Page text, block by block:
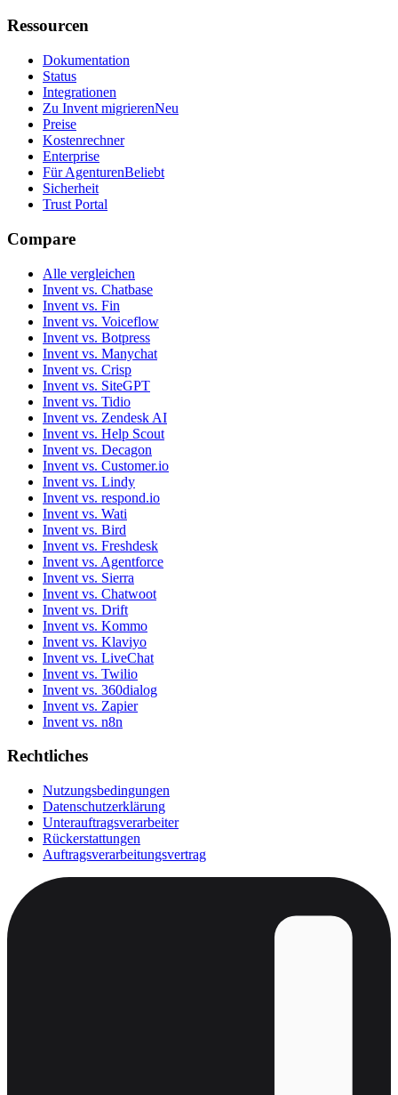
Ressourcen
Dokumentation
Status
Integrationen
Zu Invent migrierenNeu
Preise
Kostenrechner
Enterprise
Für AgenturenBeliebt
Sicherheit
Trust Portal
Compare
Alle vergleichen
Invent vs. Chatbase
Invent vs. Fin
Invent vs. Voiceflow
Invent vs. Botpress
Invent vs. Manychat
Invent vs. Crisp
Invent vs. SiteGPT
Invent vs. Tidio
Invent vs. Zendesk AI
Invent vs. Help Scout
Invent vs. Decagon
Invent vs. Customer.io
Invent vs. Lindy
Invent vs. respond.io
Invent vs. Wati
Invent vs. Bird
Invent vs. Freshdesk
Invent vs. Agentforce
Invent vs. Sierra
Invent vs. Chatwoot
Invent vs. Drift
Invent vs. Kommo
Invent vs. Klaviyo
Invent vs. LiveChat
Invent vs. Twilio
Invent vs. 360dialog
Invent vs. Zapier
Invent vs. n8n
Rechtliches
Nutzungsbedingungen
Datenschutzerklärung
Unterauftragsverarbeiter
Rückerstattungen
Auftragsverarbeitungsvertrag